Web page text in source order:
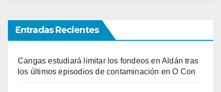
Entradas Recientes
Cangas estudiará limitar los fondeos en Aldán tras
los últimos episodios de contaminación en O Con